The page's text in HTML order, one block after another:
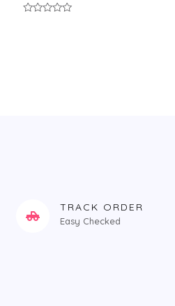
TRACK ORDER
Easy Checked